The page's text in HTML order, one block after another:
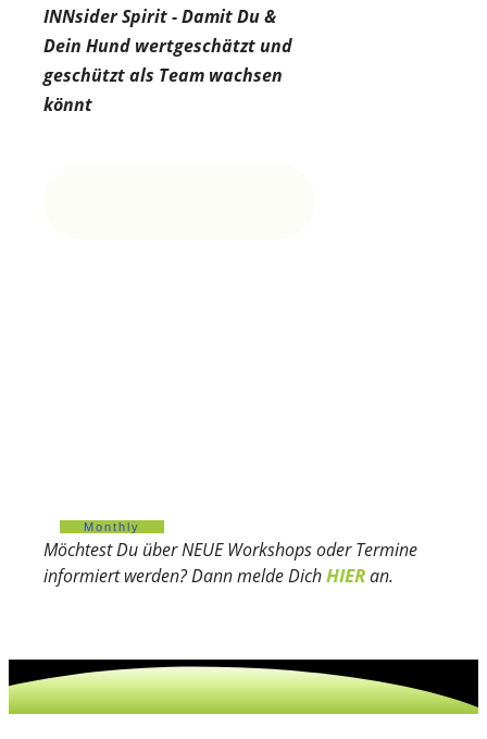
INNsider Spirit - Damit Du &
Dein Hund wertgeschätzt und
geschützt als Team wachsen
könnt
Monthly
Möchtest Du über NEUE Workshops oder Termine
informiert werden? Dann melde DichHIERan.